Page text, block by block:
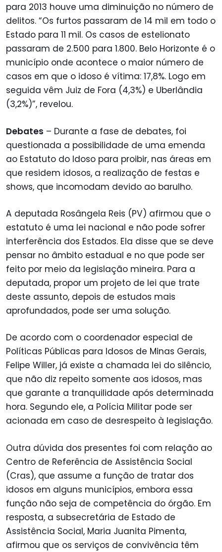
para 2013 houve uma diminuição no número de
delitos. “Os furtos passaram de 14 mil em todo o
Estado para 11 mil. Os casos de estelionato
passaram de 2.500 para 1.800. Belo Horizonte é o
município onde acontece o maior número de
casos em que o idoso é vítima: 17,8%. Logo em
seguida vêm Juiz de Fora (4,3%) e Uberlândia
(3,2%)”, revelou.
Debates – Durante a fase de debates, foi
questionada a possibilidade de uma emenda
ao Estatuto do Idoso para proibir, nas áreas em
que residem idosos, a realização de festas e
shows, que incomodam devido ao barulho.
A deputada Rosângela Reis (PV) afirmou que o
estatuto é uma lei nacional e não pode sofrer
interferência dos Estados. Ela disse que se deve
pensar no âmbito estadual e no que pode ser
feito por meio da legislação mineira. Para a
deputada, propor um projeto de lei que trate
deste assunto, depois de estudos mais
aprofundados, pode ser uma solução.
De acordo com o coordenador especial de
Políticas Públicas para Idosos de Minas Gerais,
Felipe Willer, já existe a chamada lei do silêncio,
que não diz repeito somente aos idosos, mas
que garante a tranquilidade após determinada
hora. Segundo ele, a Polícia Militar pode ser
acionada em caso de desrespeito à legislação.
Outra dúvida dos presentes foi com relação ao
Centro de Referência de Assistência Social
(Cras), que assume a função de tratar dos
idosos em alguns municípios, embora essa
função não seja de competência do órgão. Em
resposta, a subsecretária de Estado de
Assistência Social, Maria Juanita Pimenta,
afirmou que os serviços de convivência têm